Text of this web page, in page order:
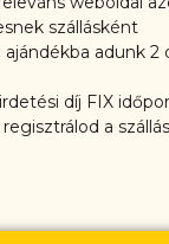
szállásként
adunk 2
díj FIX
a